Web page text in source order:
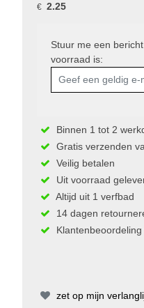
€ 2.25
Stuur me een
voorraad is:
Binnen 1 tot 2
Gratis verzenden
Veilig betalen
Uit voorraad
Altijd uit 1 verfbad
14 dagen
zet op mijn